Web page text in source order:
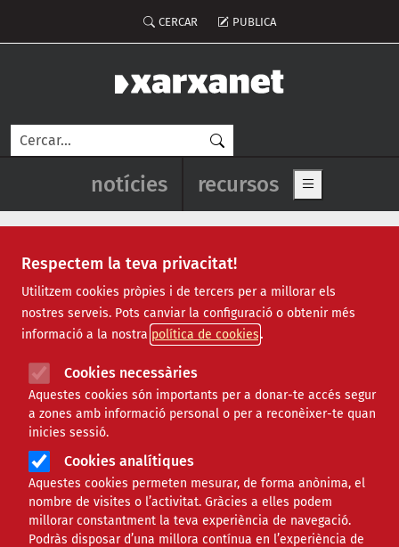
Respectem la teva privacitat!
Utilitzem cookies pròpies i de tercers per a millorar els
nostres serveis. Pots canviar la configuració o obtenir més
informació a la nostra política de cookies
Cookies necessàries
Aquestes cookies són importants per a donar-te accés segur
a zones amb informació personal o per a reconèixer-te quan
inicies sessió.
Cookies analítiques
Aquestes cookies permeten mesurar, de forma anònima, el
nombre de visites o l’activitat. Gràcies a elles podem
millorar constantment la teva experiència de navegació.
Podràs disposar d’una millora contínua en l’experiència de
Menú del compte d'usuari
CERCAR PUBLICA
Cerca
Navegació principal de
notícies recursos Show main
Notícies
Totes | Ambiental | Comunitari | Cultural | Social
|
Internacional | Projectes | Jurídic | Tecnològic
Formació